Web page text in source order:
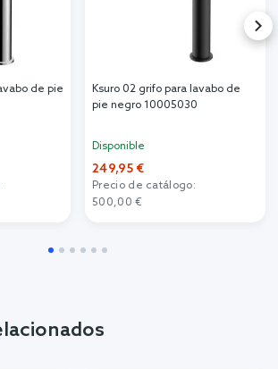
de pie
Ksuro 02 grifo para lavabo de
pie negro 10005030
Disponible
249,95 €
Precio de catálogo:
500,00 €